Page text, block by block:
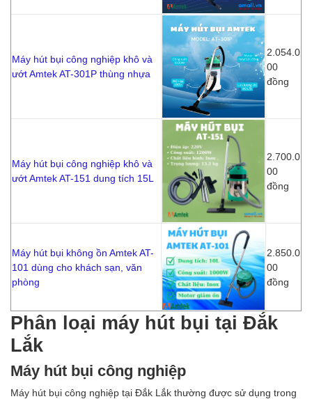
Máy hút bụi công nghiệp khô và
ướt Amtek AT-301P thùng nhựa
2.054.0
00
đồng
Máy hút bụi công nghiệp khô và
ướt Amtek AT-151 dung tích 15L
2.700.0
00
đồng
Máy hút bụi không ồn Amtek AT-
101 dùng cho khách sạn, văn
phòng
2.850.0
00
đồng
Phân loại máy hút bụi tại Đắk
Lắk
Máy hút bụi công nghiệp
Máy hút bụi công nghiệp tại Đắk Lắk thường được sử dụng trong